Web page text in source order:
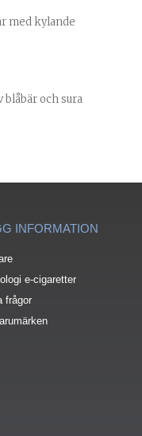
med kylande
blåbär och sura
INFORMATION
e-cigaretter
frågor